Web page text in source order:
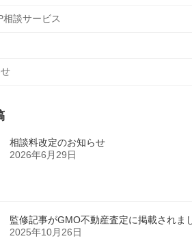
談サービス
相談料改定のお知らせ
2026年6月29日
監修記事がGMO不動産査定に掲載されま
2025年10月26日